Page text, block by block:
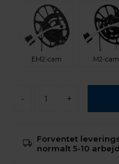
EM2-cam M2-cam
- +
Forventet
normalt 5-10